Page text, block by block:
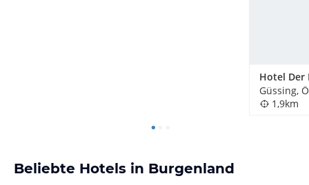
Hotel Der
Güssing,
1,9km
Beliebte Hotels in Burgenland